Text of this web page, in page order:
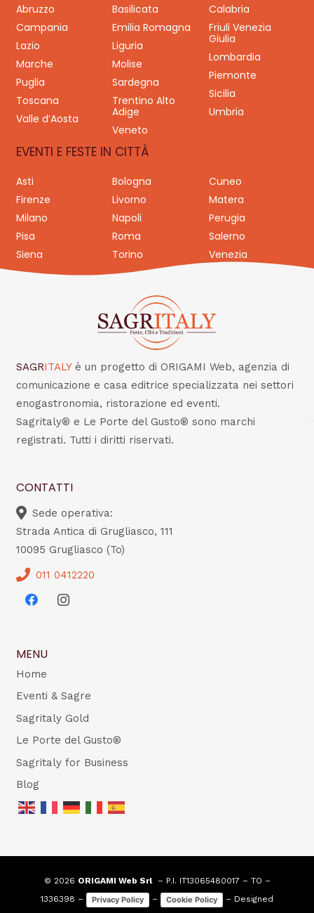
Abruzzo Basilicata
Calabria
Campania
Emilia Romagna
Friuli Venezia
Giulia
Lazio
Liguria
Lombardia
Marche
Molise
Piemonte
Puglia
Sardegna
Sicilia
Toscana
Trentino Alto
Adige
Umbria
Valle d’Aosta
Veneto
EVENTI E FESTE IN CITTÀ
Asti Bologna
Cuneo
Firenze
Livorno
Matera
Milano
Napoli
Perugia
Pisa
Roma
Salerno
Siena
Torino Venezia
SAGRITALY è un progetto di ORIGAMI Web, agenzia di
comunicazione e casa editrice specializzata nei settori
enogastronomia, ristorazione ed eventi.
Sagritaly® e Le Porte del Gusto® sono marchi
registrati. Tutti i diritti riservati.
CONTATTI
Sede operativa:
Strada Antica di Grugliasco, 111
10095 Grugliasco (To)
011 0412220
MENU
Home
Eventi & Sagre
Sagritaly Gold
Le Porte del Gusto®
Sagritaly for Business
Blog
© 2026 ORIGAMI Web Srl– P.I. IT13065480017 – TO –
1336398 –
Privacy Policy – Cookie Policy
– Designed